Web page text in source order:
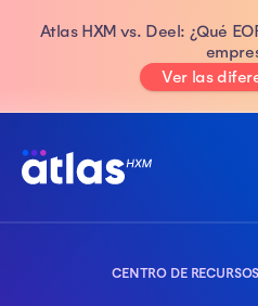
Atlas HXM vs. Deel: ¿Qué
Ver las
CENTRO DE